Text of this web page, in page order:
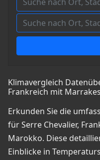
Klimavergleich
Frankreich mit
Erkunden Sie die
für Serre Chevalier,
Marokko. Diese
Einblicke in